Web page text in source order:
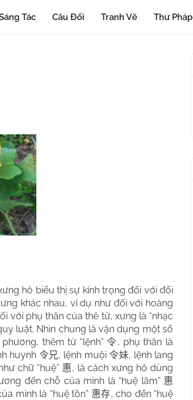
Tác Câu Đối Tranh Vẽ Thư Pháp
hô biểu thị sự kính trọng đối với đối
khác nhau, ví dụ như đối với hoàng
với phụ thân của thê tử, xưng là “nhạc
luật. Nhìn chung là vận dụng một số
thêm từ “lệnh”令, phụ thân là
huynh 令兄, lệnh muội 令妹, lệnh lang
chữ “huệ” 惠, là cách xưng hô dùng
đến chỗ của mình là “huệ lâm” 惠
mình là “huệ tồn” 惠存, cho đến “huệ